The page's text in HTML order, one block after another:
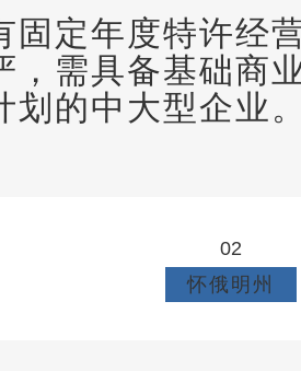
固定年度特许经
，需具备基础商
划的中大型企业
02
怀俄明州